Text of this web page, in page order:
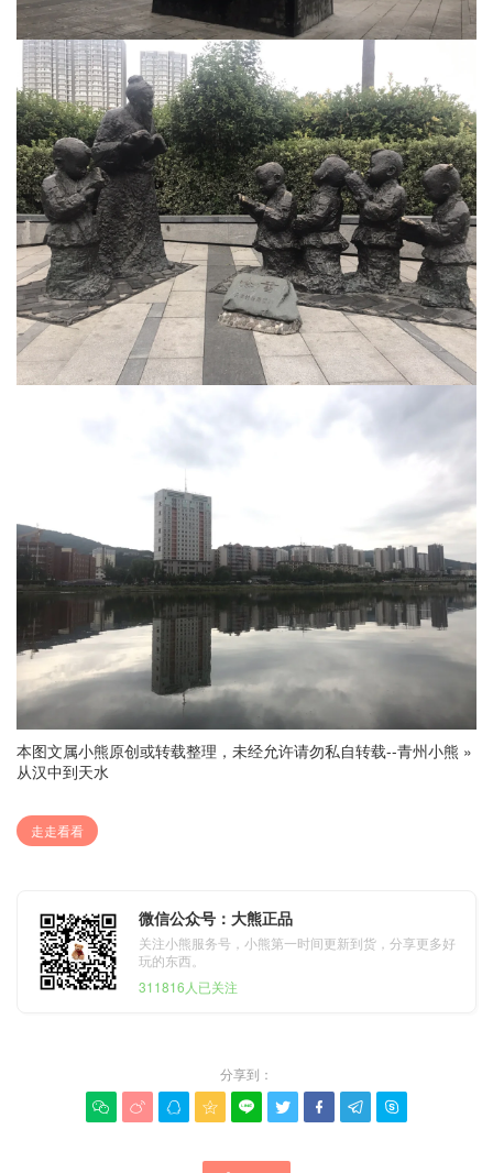
本图文属小熊原创或转载整理，未经允许请勿私自转载--青州小熊 »
从汉中到天水
走走看看
微信公众号：大熊正品
关注小熊服务号，小熊第一时间更新到货，分享更多好
玩的东西。
311816人已关注
分享到：
        